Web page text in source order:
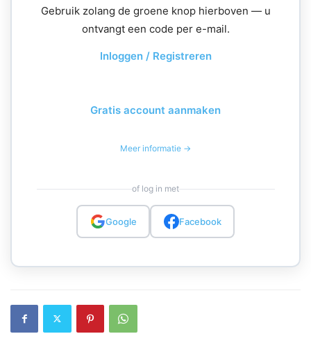
Gebruik zolang de groene knop hierboven — u
ontvangt een code per e-mail.
Inloggen / Registreren
Gratis account aanmaken
Meer informatie →
of log in met
Google Facebook